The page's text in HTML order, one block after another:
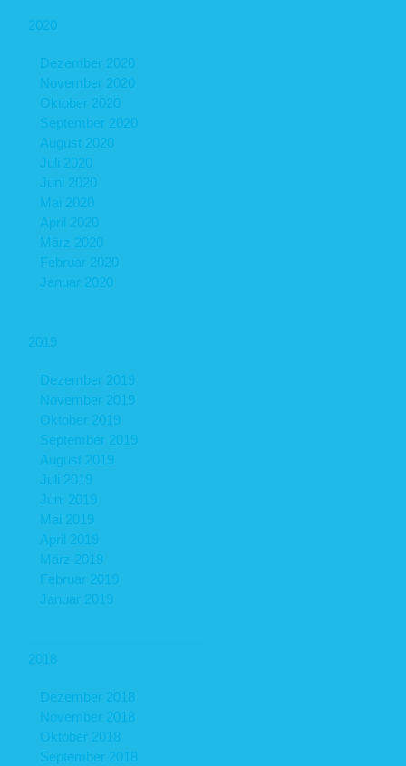
2020
Dezember 2020
November 2020
Oktober 2020
September 2020
August 2020
Juli 2020
Juni 2020
Mai 2020
April 2020
März 2020
Februar 2020
Januar 2020
2019
Dezember 2019
November 2019
Oktober 2019
September 2019
August 2019
Juli 2019
Juni 2019
Mai 2019
April 2019
März 2019
Februar 2019
Januar 2019
2018
Dezember 2018
November 2018
Oktober 2018
September 2018